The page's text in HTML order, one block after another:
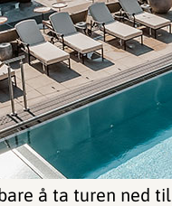
å ta turen ned til